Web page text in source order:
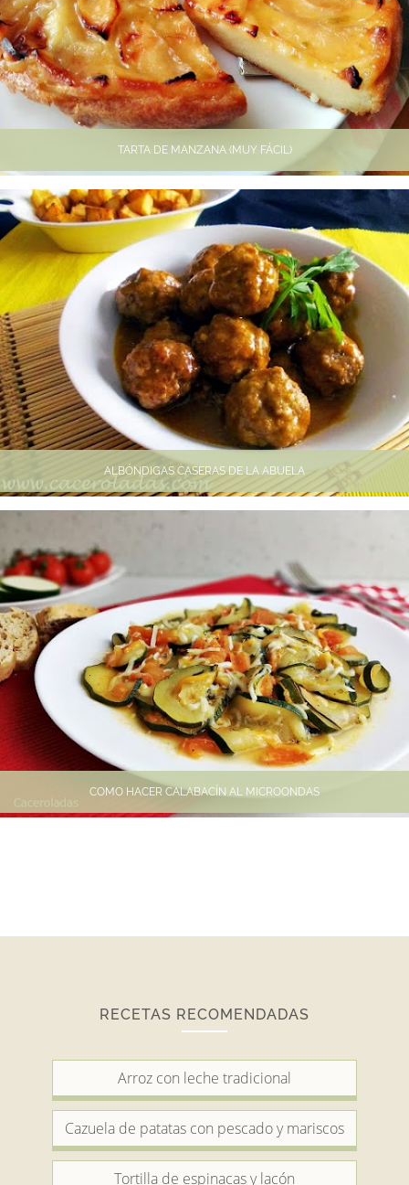
TARTA DE MANZANA (MUY FÁCIL)
ALBÓNDIGAS CASERAS DE LA ABUELA
COMO HACER CALABACÍN AL MICROONDAS
RECETAS RECOMENDADAS
Arroz con leche tradicional
Cazuela de patatas con pescado y mariscos
Tortilla de espinacas y lacón